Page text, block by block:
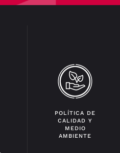
POLÍTICA DE
CALIDAD Y
MEDIO
AMBIENTE